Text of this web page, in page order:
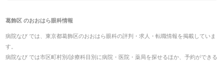
葛飾区のおおはら眼科情報
病院なび では、 東京都葛飾区のおおはら眼科の評判・求人・転職情報を掲載していま
す。
病院なび では市区町村別/診療科目別に病院・医院・薬局を探せるほか、予約ができる